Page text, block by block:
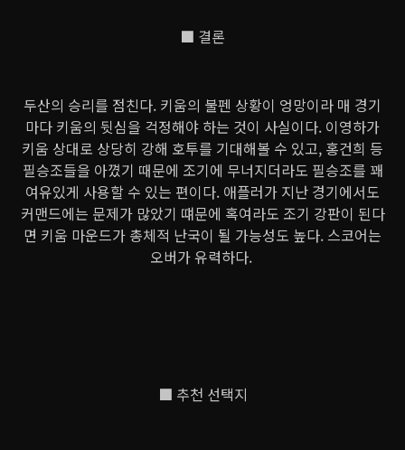
■ 결론
두산의 승리를 점친다. 키움의 불펜 상황이 엉망이라 매 경기
마다 키움의 뒷심을 걱정해야 하는 것이 사실이다. 이영하가
키움 상대로 상당히 강해 호투를 기대해볼 수 있고, 홍건희 등
필승조들을 아꼈기 때문에 조기에 무너지더라도 필승조를 꽤
여유있게 사용할 수 있는 편이다. 애플러가 지난 경기에서도
커맨드에는 문제가 많았기 떄문에 혹여라도 조기 강판이 된다
면 키움 마운드가 총체적 난국이 될 가능성도 높다. 스코어는
오버가 유력하다.
■ 추천 선택지